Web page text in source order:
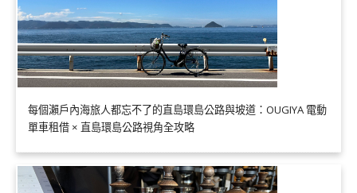
每個瀨戶內海旅人都忘不了的直島環島公路與坡道：OUGIYA 電動
單車租借 × 直島環島公路視角全攻略